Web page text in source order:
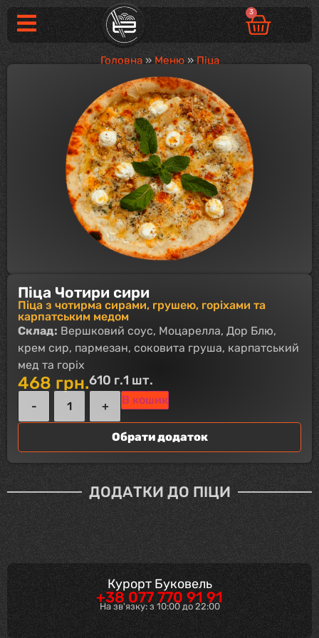
3
Головна» Меню» Піца
Піца Чотири сири
Піца з чотирма сирами, грушею, горіхами та
карпатським медом
Склад: Вершковий соус, Моцарелла, Дор Блю,
крем сир, пармезан, соковита груша, карпатський
мед та горіх
468 грн.610 г.1 шт.
В кошик
Обрати додаток
ДОДАТКИ ДО ПІЦИ
Курорт Буковель
+38 077 770 91 91
На зв'язку: з 10:00 до 22:00